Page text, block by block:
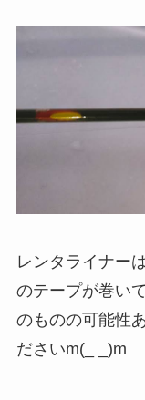
レンタライナー
のテープが巻い
のものの可能性
ださいm(_ _)m